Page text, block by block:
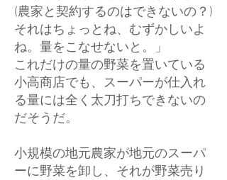
(農家と契約するのはできないの？)
それはちょっとね、むずかしいよ
ね。量をこなせないと。」
これだけの量の野菜を置いている
小高商店でも、スーパーが仕入れ
る量には全く太刀打ちできないの
だそうだ。
小規模の地元農家が地元のスーパ
ーに野菜を卸し、それが野菜売り